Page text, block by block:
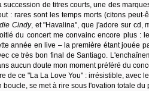
succession de titres courts, une des
: rares sont les temps morts (citons
Cindy, et "Havalina", que j'adore sur cd,
du concert me convainc encore plus :
année en live – la première étant jouée
ce très bon final de Santiago.
aucun doute mon moment préféré du
de ce "La La Love You" : irrésistible, avec
boucle, se met à rire sous l'ovation totale du